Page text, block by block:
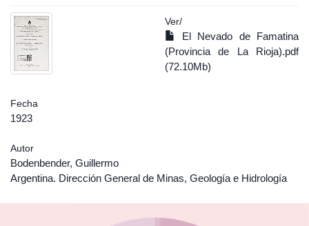
Ver/
El Nevado de Famatina
(Provincia de La Rioja).pdf
(72.10Mb)
Fecha
1923
Autor
Bodenbender, Guillermo
Argentina. Dirección General de Minas, Geología e Hidrología